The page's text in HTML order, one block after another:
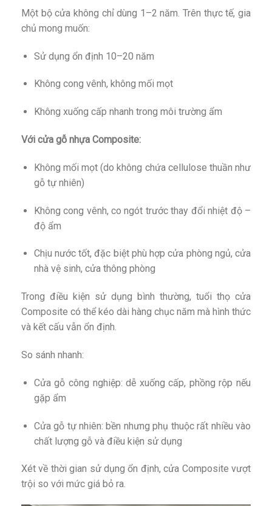
Một bộ cửa không chỉ dùng 1–2 năm. Trên thực tế, gia
chủ mong muốn:
Sử dụng ổn định 10–20 năm
Không cong vênh, không mối mọt
Không xuống cấp nhanh trong môi trường ẩm
Với cửa gỗ nhựa Composite:
Không mối mọt (do không chứa cellulose thuần như
gỗ tự nhiên)
Không cong vênh, co ngót trước thay đổi nhiệt độ –
độ ẩm
Chịu nước tốt, đặc biệt phù hợp cửa phòng ngủ, cửa
nhà vệ sinh, cửa thông phòng
Trong điều kiện sử dụng bình thường, tuổi thọ cửa
Composite có thể kéo dài hàng chục năm mà hình thức
và kết cấu vẫn ổn định.
So sánh nhanh:
Cửa gỗ công nghiệp: dễ xuống cấp, phồng rộp nếu
gặp ẩm
Cửa gỗ tự nhiên: bền nhưng phụ thuộc rất nhiều vào
chất lượng gỗ và điều kiện sử dụng
Xét về thời gian sử dụng ổn định, cửa Composite vượt
trội so với mức giá bỏ ra.